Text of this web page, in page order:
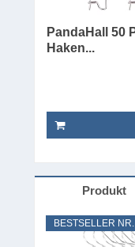
PandaHall 50
Haken...
Produkt
BESTSELLER